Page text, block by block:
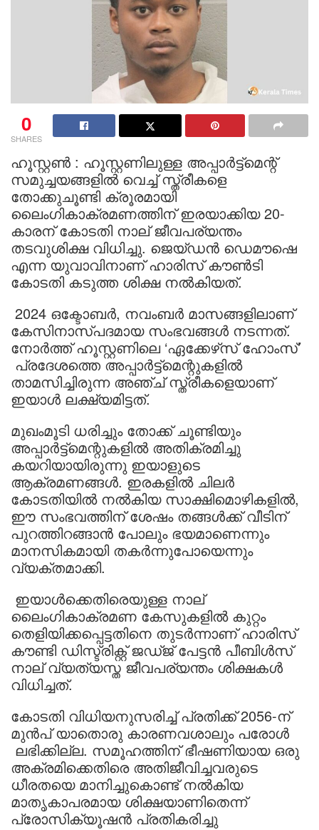
0
SHARES
ഹൂസ്റ്റൺ : ഹൂസ്റ്റണിലുള്ള അപ്പാർട്ട്മെന്റ്
സമുച്ചയങ്ങളിൽ വെച്ച് സ്ത്രീകളെ
തോക്കുചൂണ്ടി ക്രൂരമായി
ലൈംഗികാക്രമണത്തിന് ഇരയാക്കിയ 20-
കാരന് കോടതി നാല് ജീവപര്യന്തം
തടവുശിക്ഷ വിധിച്ചു. ജെയ്ഡൻ ഡെമൗഷെ
എന്ന യുവാവിനാണ് ഹാരിസ് കൗൺടി
കോടതി കടുത്ത ശിക്ഷ നൽകിയത്.
2024 ഒക്ടോബർ, നവംബർ മാസങ്ങളിലാണ്
കേസിനാസ്പദമായ സംഭവങ്ങൾ നടന്നത്.
നോർത്ത് ഹൂസ്റ്റണിലെ ‘ഏക്കേഴ്‌സ് ഹോംസ്’
പ്രദേശത്തെ അപ്പാർട്ട്മെന്റുകളിൽ
താമസിച്ചിരുന്ന അഞ്ച് സ്ത്രീകളെയാണ്
ഇയാൾ ലക്ഷ്യമിട്ടത്.
മുഖംമൂടി ധരിച്ചും തോക്ക് ചൂണ്ടിയും
അപ്പാർട്ട്മെന്റുകളിൽ അതിക്രമിച്ചു
കയറിയായിരുന്നു ഇയാളുടെ
ആക്രമണങ്ങൾ. ഇരകളിൽ ചിലർ
കോടതിയിൽ നൽകിയ സാക്ഷിമൊഴികളിൽ,
ഈ സംഭവത്തിന് ശേഷം തങ്ങൾക്ക് വീടിന്
പുറത്തിറങ്ങാൻ പോലും ഭയമാണെന്നും
മാനസികമായി തകർന്നുപോയെന്നും
വ്യക്തമാക്കി.
ഇയാൾക്കെതിരെയുള്ള നാല്
ലൈംഗികാക്രമണ കേസുകളിൽ കുറ്റം
തെളിയിക്കപ്പെട്ടതിനെ തുടർന്നാണ് ഹാരിസ്
കൗണ്ടി ഡിസ്ട്രിക്റ്റ് ജഡ്ജ് പേട്ടൻ പീബിൾസ്
നാല് വ്യത്യസ്ത ജീവപര്യന്തം ശിക്ഷകൾ
വിധിച്ചത്.
കോടതി വിധിയനുസരിച്ച് പ്രതിക്ക് 2056-ന്
മുൻപ് യാതൊരു കാരണവശാലും പരോൾ
ലഭിക്കില്ല. സമൂഹത്തിന് ഭീഷണിയായ ഒരു
അക്രമിക്കെതിരെ അതിജീവിച്ചവരുടെ
ധീരതയെ മാനിച്ചുകൊണ്ട് നൽകിയ
മാതൃകാപരമായ ശിക്ഷയാണിതെന്ന്
പ്രോസിക്യൂഷൻ പ്രതികരിച്ചു